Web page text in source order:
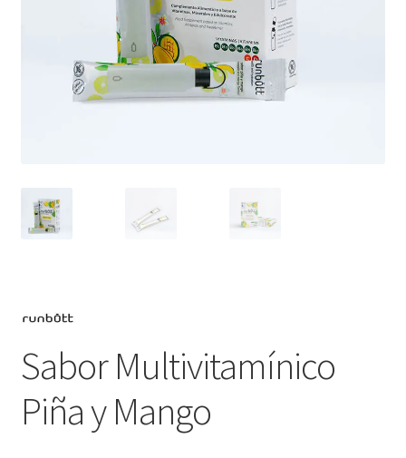
Sabor Multivitamínico
Piña y Mango